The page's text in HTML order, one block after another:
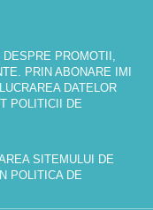
PROMOTII,
PRIN ABONARE IMI
DATELOR
POLITICII DE
SITEMULUI DE
POLITICA DE